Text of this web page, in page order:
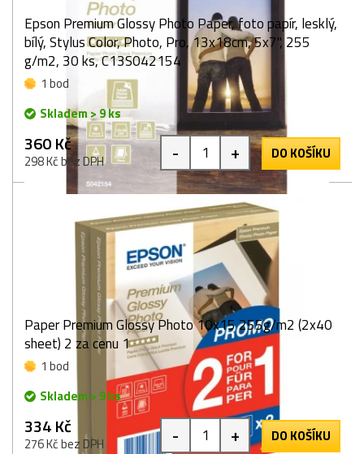
Epson Premium Glossy Photo Paper, foto papír, lesklý,
bílý, Stylus Color, Photo, Pro, 13x18cm, 5x7", 255
g/m2, 30 ks, C13S042154
1 bod
Skladem > 9 ks
360 Kč
298 Kč bez DPH - + DO KOŠÍKU
Paper Premium Glossy Photo 10x15 255g/m2 (2x40
sheet) 2 za cenu 1
1 bod
Skladem > 9 ks
334 Kč
276 Kč bez DPH - + DO KOŠÍKU